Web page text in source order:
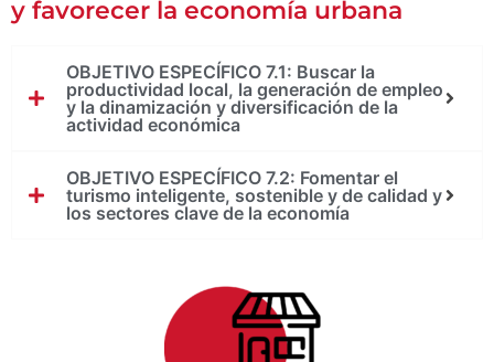
y favorecer la economía urbana
OBJETIVO ESPECÍFICO 7.1: Buscar la
productividad local, la generación de empleo
y la dinamización y diversificación de la
actividad económica
OBJETIVO ESPECÍFICO 7.2: Fomentar el
turismo inteligente, sostenible y de calidad y
los sectores clave de la economía